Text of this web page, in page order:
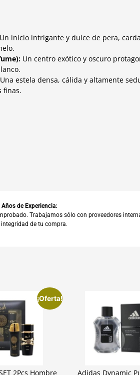
inicio intrigante y dulce de pera,
Un centro exótico y oscuro
estela densa, cálida y altamente
finas.
de Experiencia:
Trabajamos sólo con proveedores
de tu compra.
¡Oferta!
2Pcs Hombre Adidas Dynamic